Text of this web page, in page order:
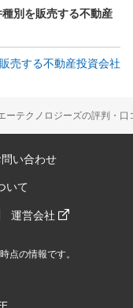
別を販売する不動産
売する不動産投資会社
ーテクノロジーズの評判・口
問い合わせ
いて
運営会社
点の情報です。